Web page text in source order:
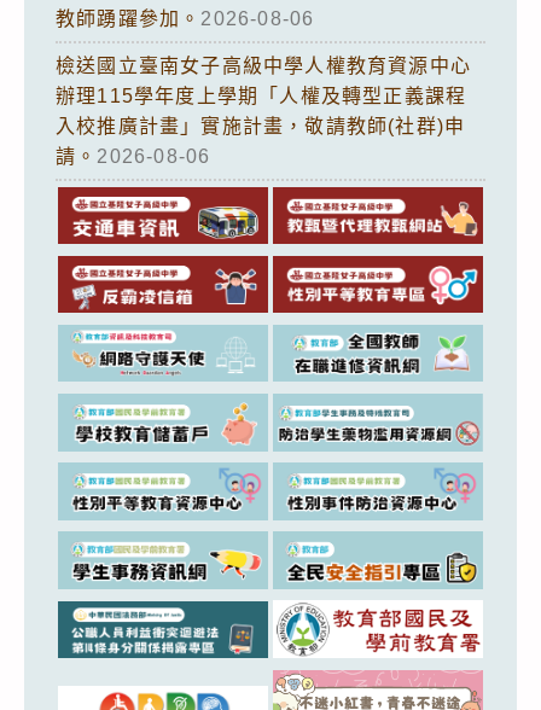
教師踴躍參加。 2026-08-06
檢送國立臺南女子高級中學人權教育資源中心
辦理115學年度上學期「人權及轉型正義課程
入校推廣計畫」實施計畫，敬請教師(社群)申
請。 2026-08-06